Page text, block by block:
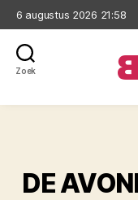
6 augustus 2026 21:58
Zoek
DE